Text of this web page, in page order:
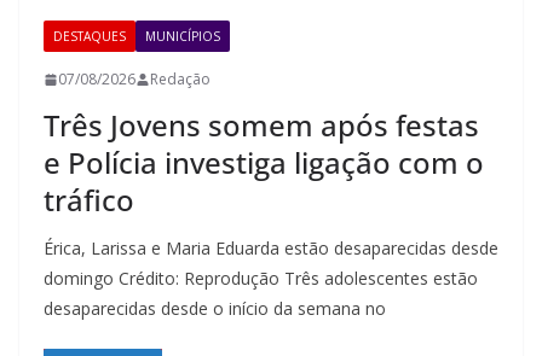
DESTAQUES MUNICÍPIOS
07/08/2026 Redação
Três Jovens somem após festas
e Polícia investiga ligação com o
tráfico
Érica, Larissa e Maria Eduarda estão desaparecidas desde
domingo Crédito: Reprodução Três adolescentes estão
desaparecidas desde o início da semana no